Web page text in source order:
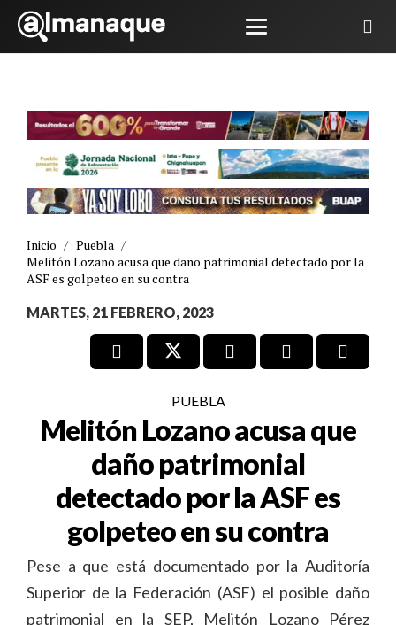
Inicio / Puebla /
Melitón Lozano acusa que daño patrimonial detectado por la
ASF es golpeteo en su contra
MARTES, 21 FEBRERO, 2023
PUEBLA
Melitón Lozano acusa que
daño patrimonial
detectado por la ASF es
golpeteo en su contra
Pese a que está documentado por la Auditoría
Superior de la Federación (ASF) el posible daño
patrimonial en la SEP, Melitón Lozano Pérez